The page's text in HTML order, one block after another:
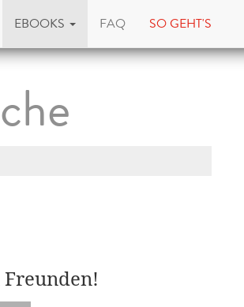
EBOOKS FAQ SO GEHT'S